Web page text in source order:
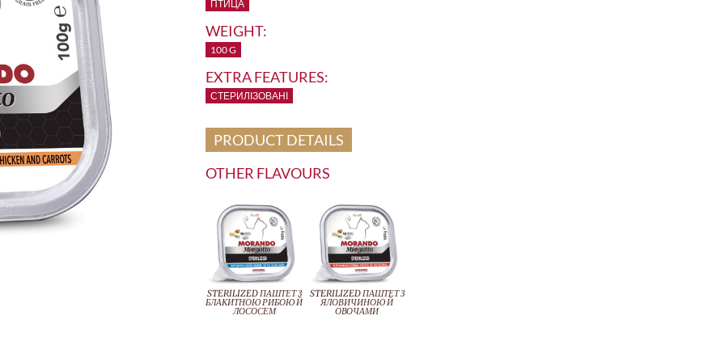
ПТИЦА
WEIGHT:
100 G
EXTRA FEATURES:
СТЕРИЛІЗОВАНІ
PRODUCT DETAILS
OTHER FLAVOURS
STERILIZED ПАШТЕТ З
БЛАКИТНОЮ РИБОЮ Й
ЛОСОСЕМ
STERILIZED ПАШТЕТ З
ЯЛОВИЧИНОЮ Й
ОВОЧАМИ